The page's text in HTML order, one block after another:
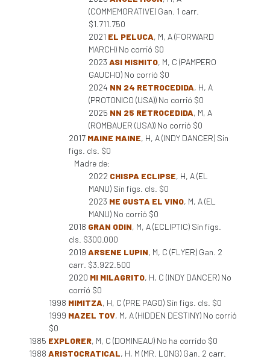
(COMMEMORATIVE) Gan. 1 carr.
$1.711.750
2021 EL PELUCA, M, A (FORWARD
MARCH) No corrió $0
2023 ASI MISMITO, M, C (PAMPERO
GAUCHO) No corrió $0
2024 NN 24 RETROCEDIDA, H, A
(PROTONICO (USA)) No corrió $0
2025 NN 25 RETROCEDIDA, M, A
(ROMBAUER (USA)) No corrió $0
2017 MAINE MAINE, H, A (INDY DANCER) Sin
figs. cls. $0
Madre de:
2022 CHISPA ECLIPSE, H, A (EL
MANU) Sin figs. cls. $0
2023 ME GUSTA EL VINO, M, A (EL
MANU) No corrió $0
2018 GRAN ODIN, M, A (ECLIPTIC) Sin figs.
cls. $300.000
2019 ARSENE LUPIN, M, C (FLYER) Gan. 2
carr. $3.922.500
2020 MI MILAGRITO, H, C (INDY DANCER) No
corrió $0
1998 MIMITZA, H, C (PRE PAGO) Sin figs. cls. $0
1999 MAZEL TOV, M, A (HIDDEN DESTINY) No corrió
$0
1985 EXPLORER, M, C (DOMINEAU) No ha corrido $0
1988 ARISTOCRATICAL, H, M (MR. LONG) Gan. 2 carr.